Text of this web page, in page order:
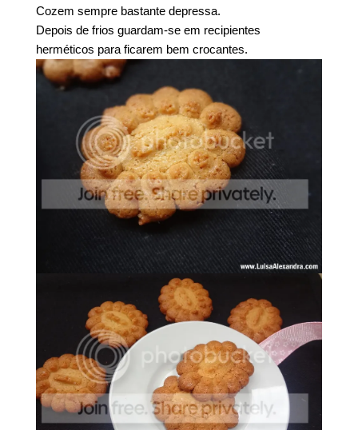
Cozem sempre bastante depressa.
Depois de frios guardam-se em recipientes
herméticos para ficarem bem crocantes.